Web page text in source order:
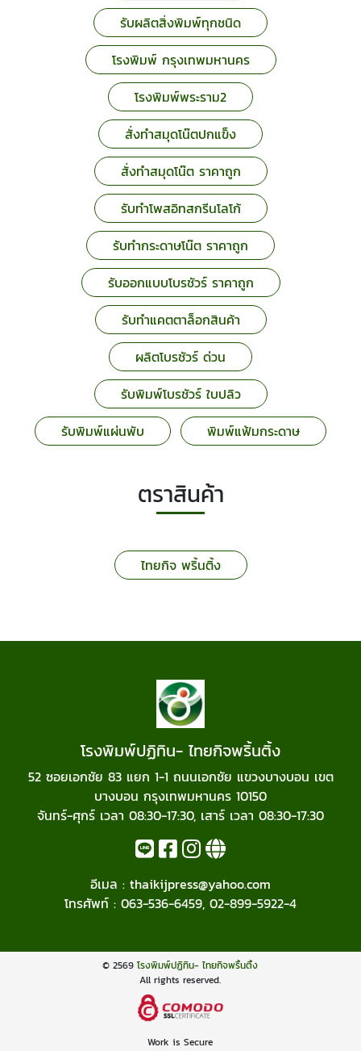
รับผลิตสิ่งพิมพ์ทุกชนิด
โรงพิมพ์ กรุงเทพมหานคร
โรงพิมพ์พระราม2
สั่งทำสมุดโน๊ตปกแข็ง
สั่งทำสมุดโน๊ต ราคาถูก
รับทำโพสอิทสกรีนโลโก้
รับทำกระดาษโน๊ต ราคาถูก
รับออกแบบโบรชัวร์ ราคาถูก
รับทําแคตตาล็อกสินค้า
ผลิตโบรชัวร์ ด่วน
รับพิมพ์โบรชัวร์ ใบปลิว
รับพิมพ์แผ่นพับ
พิมพ์แฟ้มกระดาษ
ตราสินค้า
ไทยกิจ พริ้นติ้ง
โรงพิมพ์ปฏิทิน- ไทยกิจพริ้นติ้ง
52 ซอยเอกชัย 83 แยก 1-1 ถนนเอกชัย แขวงบางบอน เขต
บางบอน กรุงเทพมหานคร 10150
จันทร์-ศุกร์ เวลา 08:30-17:30, เสาร์ เวลา 08:30-17:30
อีเมล : thaikijpress@yahoo.com
โทรศัพท์ : 063-536-6459, 02-899-5922-4
© 2569โรงพิมพ์ปฏิทิน- ไทยกิจพริ้นติ้ง
All rights reserved.
Work is Secure